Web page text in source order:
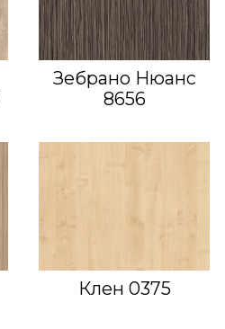
Зебрано Нюанс
8656
Клен 0375